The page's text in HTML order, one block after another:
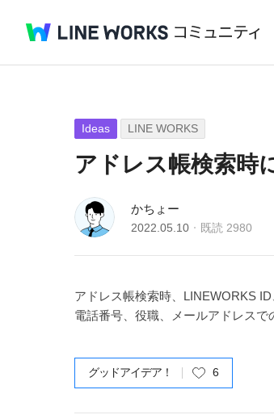
Ideas LINE WORKS
アドレス帳検索時
かちょー
2022.05.10 既読 2980
アドレス帳検索時、LINEWORKS
電話番号、役職、メールアドレスで
グッドアイデア！ 6